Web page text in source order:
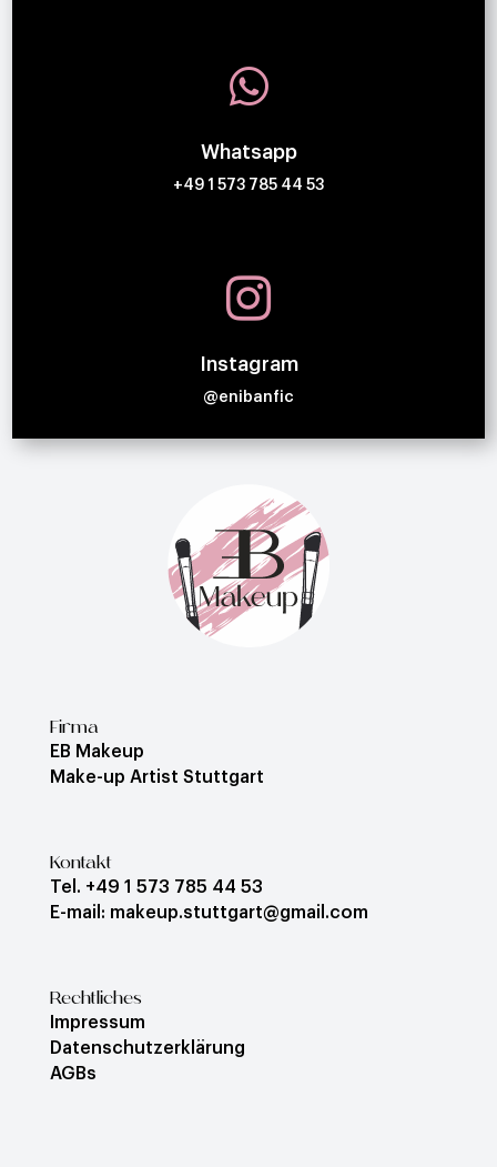

Whatsapp
+49 1 573 785 44 53

Instagram
@enibanfic
Firma
EB Makeup
Make-up Artist Stuttgart
Kontakt
Tel. +49 1 573 785 44 53
E-mail: makeup.stuttgart@gmail.com
Rechtliches
Impressum
Datenschutzerklärung
AGBs